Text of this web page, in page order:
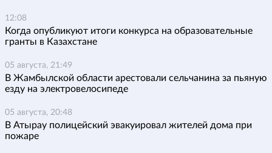
12:08
Когда опубликуют итоги конкурса на образовательные
гранты в Казахстане
05 августа, 21:49
В Жамбылской области арестовали сельчанина за пьяную
езду на электровелосипеде
05 августа, 20:48
В Атырау полицейский эвакуировал жителей дома при
пожаре